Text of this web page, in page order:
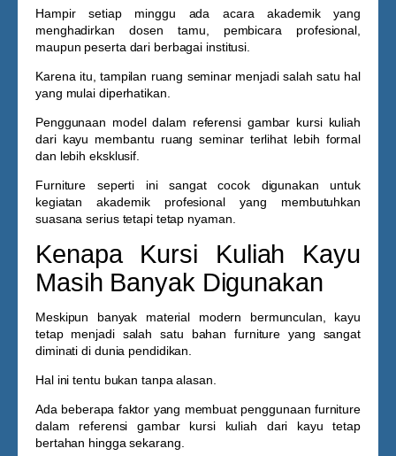
Hampir setiap minggu ada acara akademik yang
menghadirkan dosen tamu, pembicara profesional,
maupun peserta dari berbagai institusi.
Karena itu, tampilan ruang seminar menjadi salah satu hal
yang mulai diperhatikan.
Penggunaan model dalam referensi gambar kursi kuliah
dari kayu membantu ruang seminar terlihat lebih formal
dan lebih eksklusif.
Furniture seperti ini sangat cocok digunakan untuk
kegiatan akademik profesional yang membutuhkan
suasana serius tetapi tetap nyaman.
Kenapa Kursi Kuliah Kayu
Masih Banyak Digunakan
Meskipun banyak material modern bermunculan, kayu
tetap menjadi salah satu bahan furniture yang sangat
diminati di dunia pendidikan.
Hal ini tentu bukan tanpa alasan.
Ada beberapa faktor yang membuat penggunaan furniture
dalam referensigambar kursi kuliah dari kayu tetap
bertahan hingga sekarang.